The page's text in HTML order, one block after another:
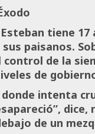
tiene
paisanos.
de la
de
intenta
de un